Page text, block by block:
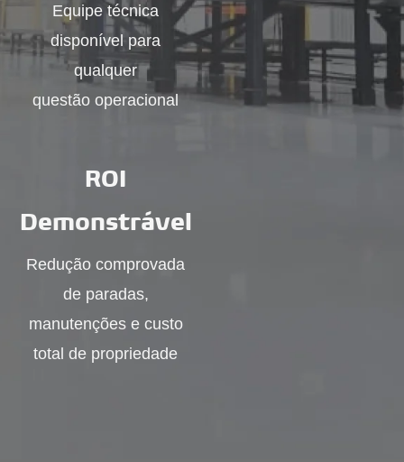
Equipe técnica
disponível para
qualquer
questão operacional
ROI
Demonstrável
Redução comprovada
de paradas,
manutenções e custo
total de propriedade